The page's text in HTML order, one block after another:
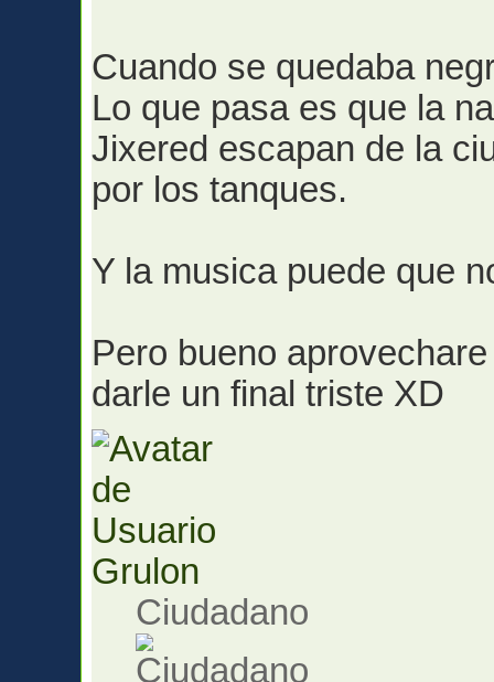
Cuando se quedaba
Lo que pasa es que la
Jixered escapan de la
por los tanques.
Y la musica puede que
Pero bueno
darle un final triste XD
Grulon
Ciudadano